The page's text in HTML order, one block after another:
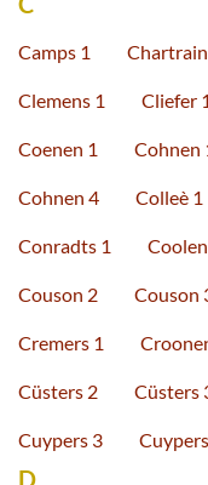
Camps 1
Clemens 1 Cliefer 1
Coenen 1 Cohnen
Cohnen 4 Colleè 1
Conradts 1
Couson 2 Couson
Cremers 1
Cüsters 2 Cüsters
Cuypers 3
D